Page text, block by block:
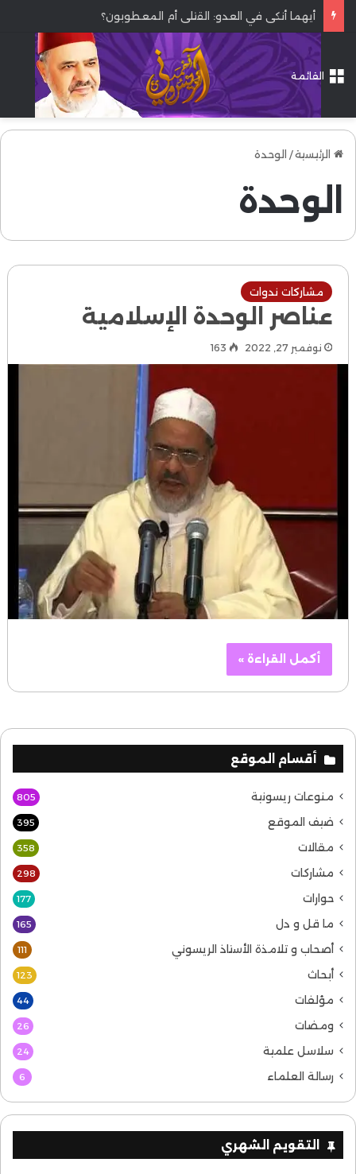
أيهما أنكى في العدو: القتلى أم المعطوبون؟
القائمة
الرئيسية/ الوحدة
الوحدة
مشاركات ندوات
عناصر الوحدة الإسلامية
نوفمبر 27, 2022 163
أكمل القراءة »
أقسام الموقع
منوعات ريسونية 805
ضيف الموقع 395
مقالات 358
مشاركات 298
حوارات 177
ما قل و دل 165
أصحاب و تلامذة الأستاذ الريسوني 111
أبحاث 123
مؤلفات 44
ومضات 26
سلاسل علمية 24
رسالة العلماء 6
التقويم الشهري